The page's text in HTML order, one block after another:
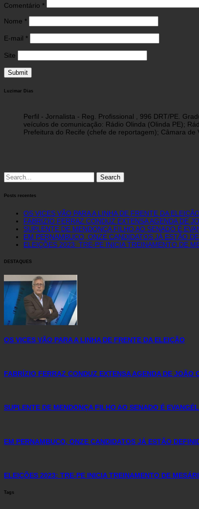
Comentário *
Nome *
E-mail *
Site
Luzimar Dias
Perfil - Jornalista - Reg. Profissional , 996 DRT/PE.
veículos de comunicação: Rádio Olinda (Olinda PE);
Prefeitura do Recife (chefe de reportagem); Câmara
Search
for:
Posts recentes
OS VICES VÃO PARA A LINHA DE FRENTE DA
FABRÍZIO FERRAZ CONDUZ EXTENSA AGENDA DE
SUPLENTE DE MENDONÇA FILHO AO SENADO É
EM PERNAMBUCO, ONZE CANDIDATOS JÁ ESTÃO
ELEIÇÕES 2023: TRE-PE INICIA TREINAMENTO DE
DESTAQUES
OS VICES VÃO PARA A LINHA DE FRENTE DA ELEIÇÃO
FABRÍZIO FERRAZ CONDUZ EXTENSA AGENDA DE JOÃO
SUPLENTE DE MENDONÇA FILHO AO SENADO É
EM PERNAMBUCO, ONZE CANDIDATOS JÁ ESTÃO
ELEIÇÕES 2023: TRE-PE INICIA TREINAMENTO DE
Tags